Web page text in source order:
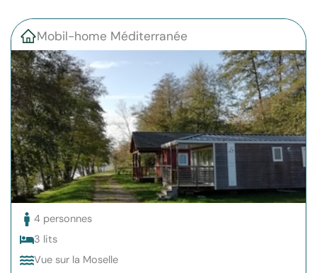
Mobil-home Méditerranée
4 personnes
3 lits
Vue sur la Moselle